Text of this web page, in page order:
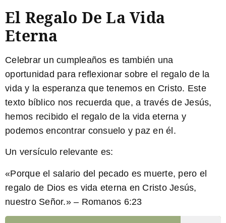
El Regalo De La Vida
Eterna
Celebrar un cumpleaños es también una
oportunidad para reflexionar sobre el regalo de la
vida y la esperanza que tenemos en Cristo. Este
texto bíblico nos recuerda que, a través de Jesús,
hemos recibido el regalo de la vida eterna y
podemos encontrar consuelo y paz en él.
Un versículo relevante es:
«Porque el salario del pecado es muerte, pero el
regalo de Dios es vida eterna en Cristo Jesús,
nuestro Señor.» – Romanos 6:23